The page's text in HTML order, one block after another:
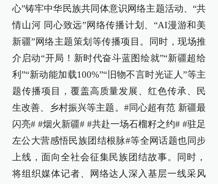
心”铸牢中华民族共同体意识网络主题活动、“共
情山河 同心致远”网络传播计划、“AI漫游和美
新疆”网络主题策划等传播项目。同时，现场推
介启动“开局！新时代奋斗蓝图绘就”“新疆超给
利”“新动能加载100%”“旧物不言时光证人”等主
题传播项目，覆盖高质量发展、红色传承、民
生改善、乡村振兴等主题。#同心超有范 新疆最
闪亮# #烟火新疆# #共赴一场石榴籽之约# #驻足
左公大营感悟民族团结根脉#等全网话题也同步
上线，面向全社会征集民族团结故事。同时，
将组织媒体记者、网络达人深入基层一线采风